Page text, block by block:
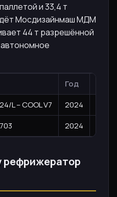
и 33,4 т
Мосдизайнмаш МДМ
44 т разрешённой
Год
L – COOL V7
2024
2024
рефрижератор